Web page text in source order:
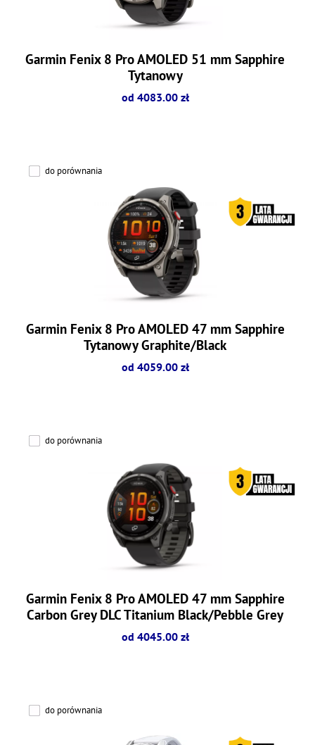
Garmin Fenix 8 Pro AMOLED 51 mm Sapphire
Tytanowy
od 4083.00 zł
do porównania
Garmin Fenix 8 Pro AMOLED 47 mm Sapphire
Tytanowy Graphite/Black
od 4059.00 zł
do porównania
Garmin Fenix 8 Pro AMOLED 47 mm Sapphire
Carbon Grey DLC Titanium Black/Pebble Grey
od 4045.00 zł
do porównania